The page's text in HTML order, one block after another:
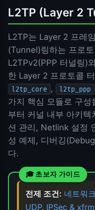
L2TP (Layer 2
L2TP는 Layer 2 프레
(Tunnel)링하는 프로
L2TPv2(PPP 터널링)
한 Layer 2 프로토콜
l2tp_core , l2tp_ppp
가지 핵심 모듈로 구
부터 커널 내부 아키
션 관리, Netlink 설정
성 예제, 디버깅
다.
전제 조건: 네트워
UDP, IPSec & xfrm